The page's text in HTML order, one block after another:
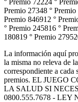
Premio 27348 °
Premio 846912 °
° Premio 245816 °
180819 ° Premio
La información aquí
la misma no releva de
correspondiente a cada
premios. EL JUEGO
LA SALUD SI
0800.555.7678 - LEY